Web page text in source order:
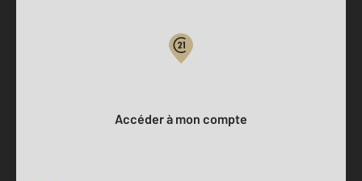
Accéder à mon compte